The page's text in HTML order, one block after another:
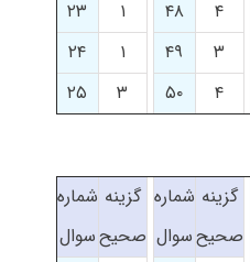
۴ ۴۸ ۱
۲۳
۳ ۴۹ ۱
۲۴
۴ ۵۰ ۳ ۲۵
گزینه
صحیح
شماره
سوال
گزینه
صحیح
شماره
سوال